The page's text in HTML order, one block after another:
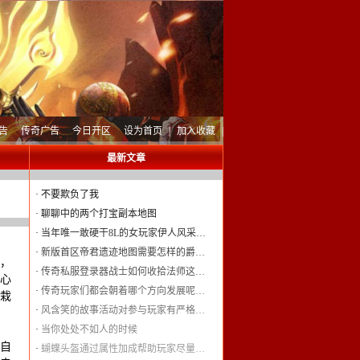
加入收藏
设为首页 |
今日开区
传奇广告
最新文章
· 不要欺负了我
· 聊聊中的两个打宝副本地图
· 当年唯一敢硬干8L的女玩家伊人风采…
· 新版首区帝君遗迹地图需要怎样的爵…
· 传奇私服登录器战士如何收拾法师这…
· 传奇玩家们都会朝着哪个方向发展呢…
· 风含笑的故事活动对参与玩家有严格…
· 当你处处不如人的时候
· 蝴蝶头盔通过属性加成帮助玩家尽量…